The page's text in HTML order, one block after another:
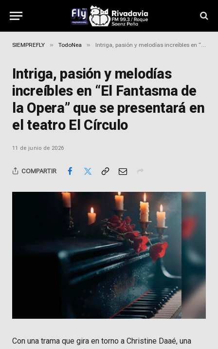
SIEMPREFLY » TodoNea » Intriga, pasión y melodías increíbles en “El Fantasma de la Opera” que se presentará en el teatro El Círculo
Intriga, pasión y melodías
increíbles en “El Fantasma de
la Opera” que se presentará en
el teatro El Círculo
11 de junio de 2026
COMPARTIR
Con una trama que gira en torno a Christine Daaé, una